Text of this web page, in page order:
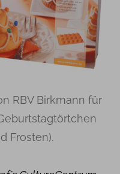
RBV Birkmann für
Frosten).